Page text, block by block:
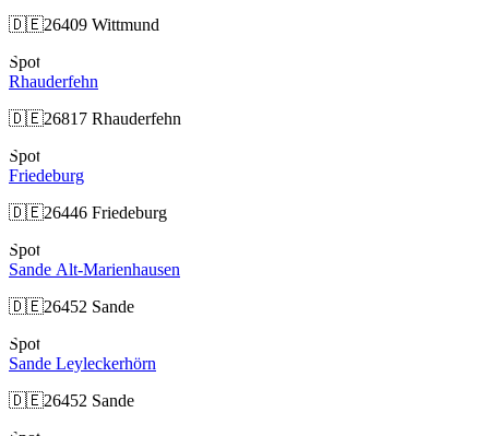
🇩🇪26409 Wittmund
Spot
Rhauderfehn
🇩🇪26817 Rhauderfehn
Spot
Friedeburg
🇩🇪26446 Friedeburg
Spot
Sande Alt-Marienhausen
🇩🇪26452 Sande
Spot
Sande Leyleckerhörn
🇩🇪26452 Sande